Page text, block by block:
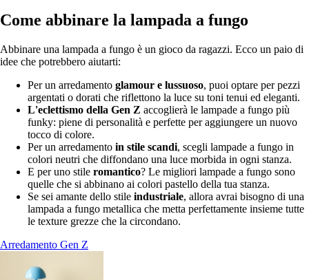
Come abbinare la lampada a fungo
Abbinare una lampada a fungo è un gioco da ragazzi. Ecco un paio di
idee che potrebbero aiutarti:
Per un arredamento glamour e lussuoso, puoi optare per pezzi
argentati o dorati che riflettono la luce su toni tenui ed eleganti.
L'eclettismo della Gen Z accoglierà le lampade a fungo più
funky: piene di personalità e perfette per aggiungere un nuovo
tocco di colore.
Per un arredamento in stile scandi, scegli lampade a fungo in
colori neutri che diffondano una luce morbida in ogni stanza.
E per uno stile romantico? Le migliori lampade a fungo sono
quelle che si abbinano ai colori pastello della tua stanza.
Se sei amante dello stile industriale, allora avrai bisogno di una
lampada a fungo metallica che metta perfettamente insieme tutte
le texture grezze che la circondano.
Arredamento Gen Z